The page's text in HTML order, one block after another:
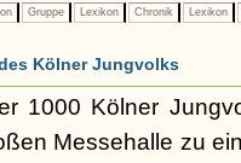
Gruppe Lexikon Chronik Lexikon
Kölner Jungvolks
1000 Kölner
Messehalle zu